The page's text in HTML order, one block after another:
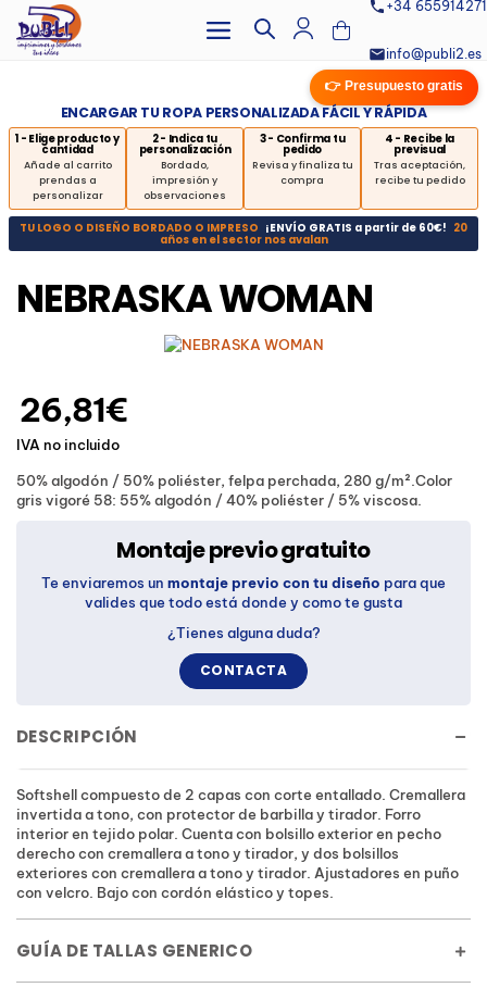
+34 655914271
info@publi2.es
👉 Presupuesto gratis
ENCARGAR TU ROPA PERSONALIZADA FÁCIL Y RÁPIDA
1 - Elige producto y
cantidad
Añade al carrito
prendas a
personalizar
2 - Indica tu
personalización
Bordado,
impresión y
observaciones
3 - Confirma tu
pedido
Revisa y finaliza tu
compra
4 - Recibe la
previsual
Tras aceptación,
recibe tu pedido
TU LOGO O DISEÑO BORDADO O IMPRESO ¡ENVÍO GRATIS a partir de 60€! 20
años en el sector nos avalan
NEBRASKA WOMAN
50% algodón / 50% poliéster, felpa perchada, 280 g/m².Color
gris vigoré 58: 55% algodón / 40% poliéster / 5% viscosa.
26,81€
IVA no incluido
DESCRIPCIÓN
Softshell compuesto de 2 capas con corte entallado. Cremallera
invertida a tono, con protector de barbilla y tirador. Forro
interior en tejido polar. Cuenta con bolsillo exterior en pecho
derecho con cremallera a tono y tirador, y dos bolsillos
exteriores con cremallera a tono y tirador. Ajustadores en puño
con velcro. Bajo con cordón elástico y topes.
GUÍA DE TALLAS GENERICO
Montaje previo gratuito
Te enviaremos un montaje previo con tu diseño para que
valides que todo está donde y como te gusta
¿Tienes alguna duda?
CONTACTA